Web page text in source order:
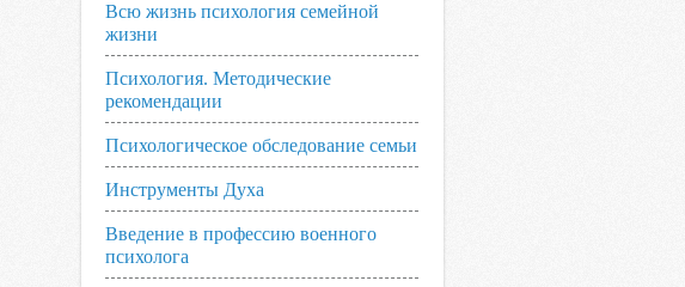
Всю жизнь психология семейной
жизни
Психология. Методические
рекомендации
Психологическое обследование семьи
Инструменты Духа
Введение в профессию военного
психолога